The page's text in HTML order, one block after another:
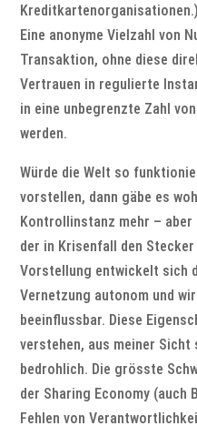
Eine anonyme Vielzahl von
Transaktion, ohne diese
Vertrauen in regulierte
in eine unbegrenzte Zahl
werden.
Würde die Welt so
vorstellen, dann gäbe es
Kontrollinstanz mehr – aber
der in Krisenfall den
Vorstellung entwickelt sich
Vernetzung autonom und
beeinflussbar. Diese
verstehen, aus meiner
bedrohlich. Die grösste
der Sharing Economy
Fehlen von